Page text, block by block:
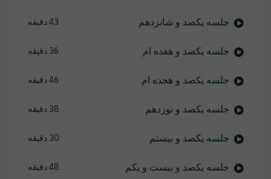
جلسه یکصد و شانزدهم 43 دقیقه
جلسه یکصد و هفده ام 36 دقیقه
جلسه یکصد و هجده ام 46 دقیقه
جلسه یکصد و نوزدهم 38 دقیقه
جلسه یکصد و بیستم 30 دقیقه
جلسه یکصد و بیست و یکم 48 دقیقه